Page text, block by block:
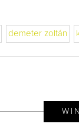
demeter zoltán